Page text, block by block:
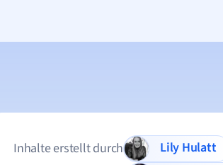
Inhalte erstellt durch
Lily Hulatt